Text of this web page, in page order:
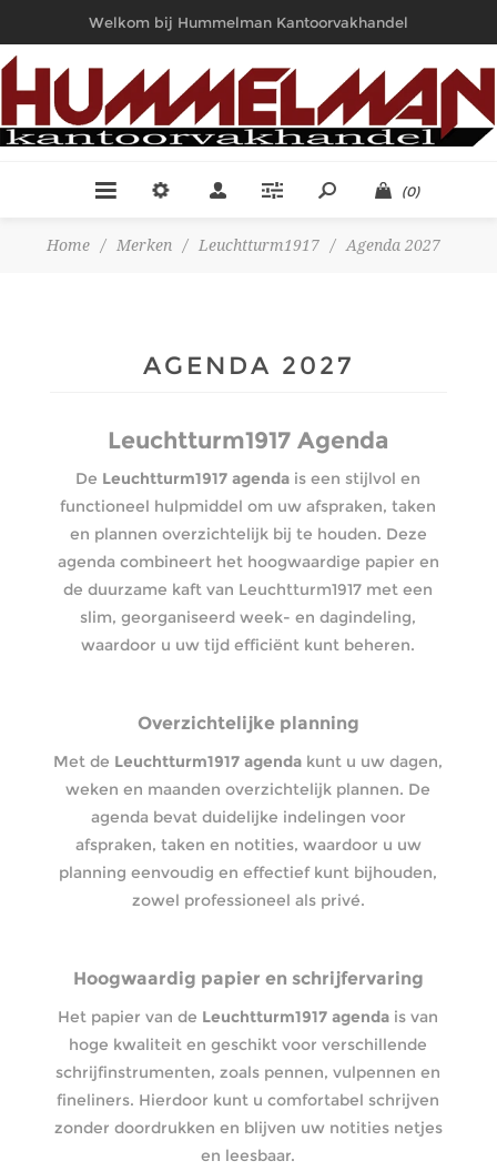
Welkom bij Hummelman Kantoorvakhandel
(0)
Home / Merken / Leuchtturm1917 / Agenda 2027
AGENDA 2027
Leuchtturm1917 Agenda
De Leuchtturm1917 agenda is een stijlvol en
functioneel hulpmiddel om uw afspraken, taken
en plannen overzichtelijk bij te houden. Deze
agenda combineert het hoogwaardige papier en
de duurzame kaft van Leuchtturm1917 met een
slim, georganiseerd week- en dagindeling,
waardoor u uw tijd efficiënt kunt beheren.
Overzichtelijke planning
Met de Leuchtturm1917 agenda kunt u uw dagen,
weken en maanden overzichtelijk plannen. De
agenda bevat duidelijke indelingen voor
afspraken, taken en notities, waardoor u uw
planning eenvoudig en effectief kunt bijhouden,
zowel professioneel als privé.
Hoogwaardig papier en schrijfervaring
Het papier van de Leuchtturm1917 agenda is van
hoge kwaliteit en geschikt voor verschillende
schrijfinstrumenten, zoals pennen, vulpennen en
fineliners. Hierdoor kunt u comfortabel schrijven
zonder doordrukken en blijven uw notities netjes
en leesbaar.